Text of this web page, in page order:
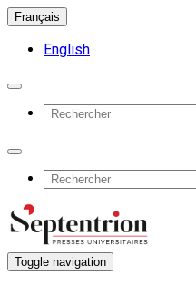
Français
English
Toggle navigation